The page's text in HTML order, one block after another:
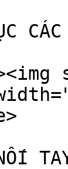
CÁC